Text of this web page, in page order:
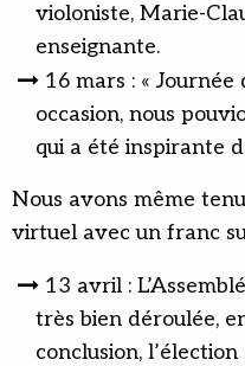
violoniste, Marie-
enseignante.
16 mars : «
occasion, nous
qui a été inspirante
Nous avons même
virtuel avec un franc
13 avril :
très bien déroulée,
conclusion,